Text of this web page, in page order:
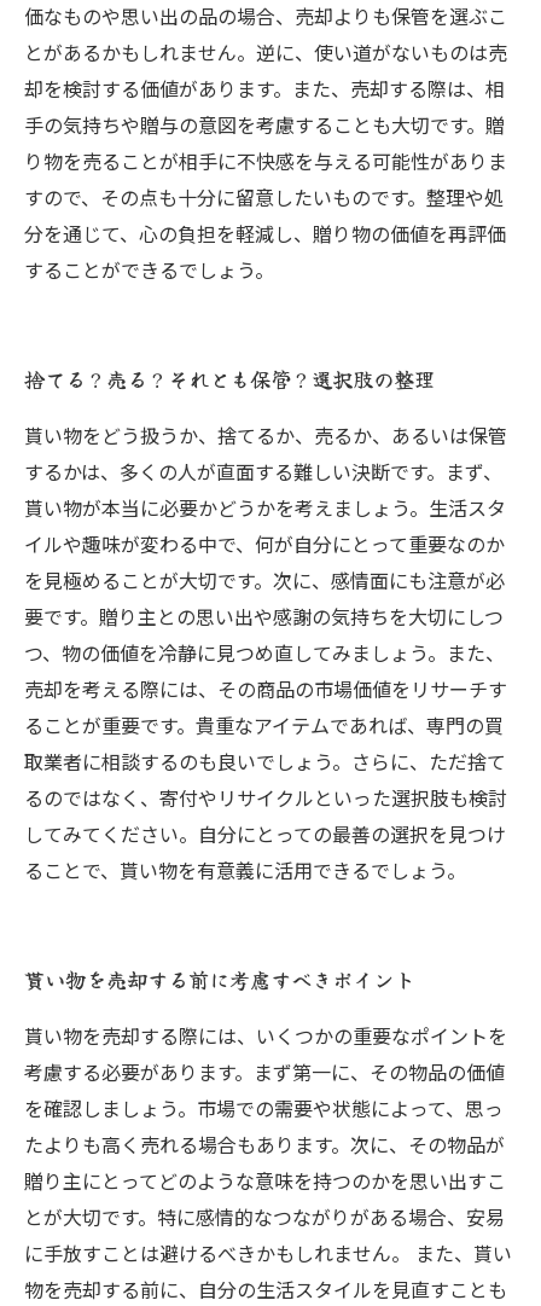
価なものや思い出の品の場合、売却よりも保管を選ぶこ
とがあるかもしれません。逆に、使い道がないものは売
却を検討する価値があります。また、売却する際は、相
手の気持ちや贈与の意図を考慮することも大切です。贈
り物を売ることが相手に不快感を与える可能性がありま
すので、その点も十分に留意したいものです。整理や処
分を通じて、心の負担を軽減し、贈り物の価値を再評価
することができるでしょう。
捨てる？売る？それとも保管？選択肢の整理
貰い物をどう扱うか、捨てるか、売るか、あるいは保管
するかは、多くの人が直面する難しい決断です。まず、
貰い物が本当に必要かどうかを考えましょう。生活スタ
イルや趣味が変わる中で、何が自分にとって重要なのか
を見極めることが大切です。次に、感情面にも注意が必
要です。贈り主との思い出や感謝の気持ちを大切にしつ
つ、物の価値を冷静に見つめ直してみましょう。また、
売却を考える際には、その商品の市場価値をリサーチす
ることが重要です。貴重なアイテムであれば、専門の買
取業者に相談するのも良いでしょう。さらに、ただ捨て
るのではなく、寄付やリサイクルといった選択肢も検討
してみてください。自分にとっての最善の選択を見つけ
ることで、貰い物を有意義に活用できるでしょう。
貰い物を売却する前に考慮すべきポイント
貰い物を売却する際には、いくつかの重要なポイントを
考慮する必要があります。まず第一に、その物品の価値
を確認しましょう。市場での需要や状態によって、思っ
たよりも高く売れる場合もあります。次に、その物品が
贈り主にとってどのような意味を持つのかを思い出すこ
とが大切です。特に感情的なつながりがある場合、安易
に手放すことは避けるべきかもしれません。 また、貰い
物を売却する前に、自分の生活スタイルを見直すことも